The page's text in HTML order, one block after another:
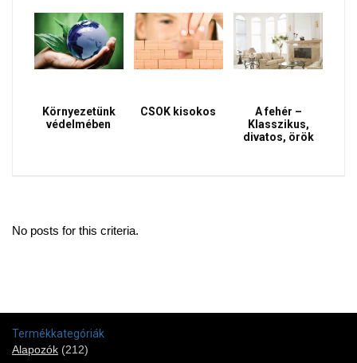
Környezetünk
védelmében
CSOK kisokos
A fehér –
Klasszikus,
divatos, örök
No posts for this criteria.
Termékkategóriák
Alapozók (212)